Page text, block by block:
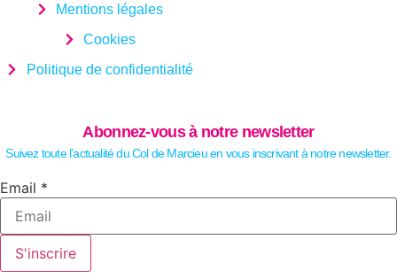
Mentions légales
Cookies
Politique de confidentialité
Abonnez-vous à notre newsletter
Suivez toute l’actualité du Col de Marcieu en vous inscrivant à notre newsletter.
Email
Email *
S'inscrire